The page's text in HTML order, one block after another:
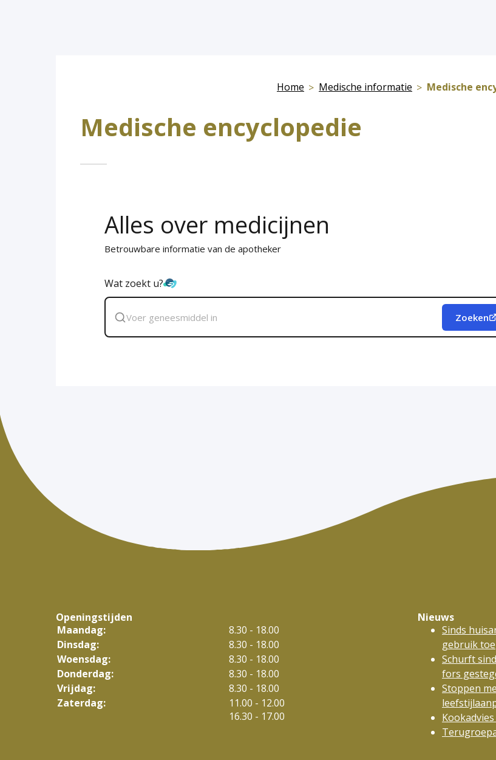
Home Medische informatie Medische
Medische encyclopedie
Alles over medicijnen
Betrouwbare informatie van de apotheker
Wat zoekt u?
Zoek
geneesmiddel
Zoeken
Openingstijden
Maandag:
8.30 - 18.00
Dinsdag:
8.30 - 18.00
Woensdag:
8.30 - 18.00
Donderdag:
8.30 - 18.00
Vrijdag:
8.30 - 18.00
Zaterdag:
11.00 tot
- 12.00
16.30 tot
- 17.00
Nieuws
Sinds
gebruik toe
Schurft
fors
Stoppen